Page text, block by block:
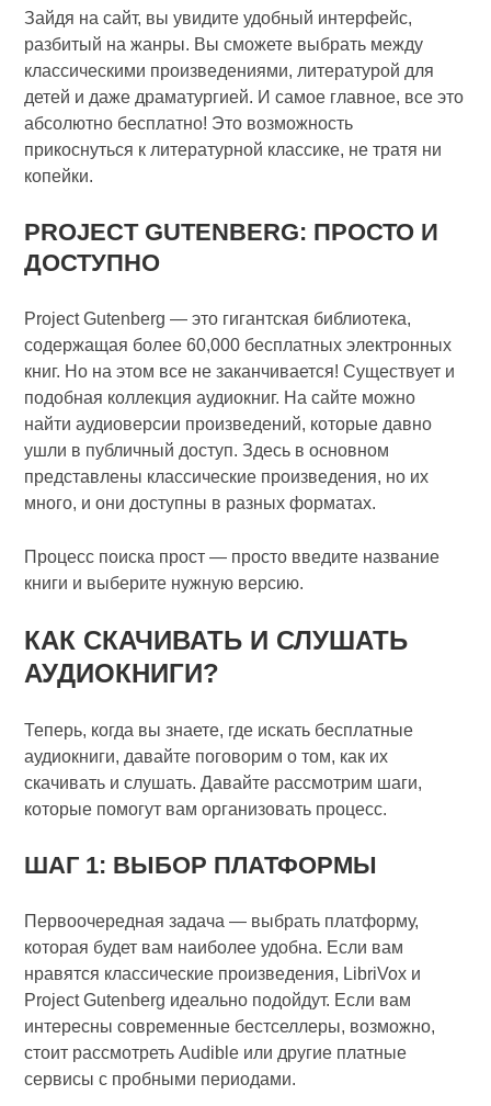
Зайдя на сайт, вы увидите удобный интерфейс,
разбитый на жанры. Вы сможете выбрать между
классическими произведениями, литературой для
детей и даже драматургией. И самое главное, все это
абсолютно бесплатно! Это возможность
прикоснуться к литературной классике, не тратя ни
копейки.
PROJECT GUTENBERG: ПРОСТО И
ДОСТУПНО
Project Gutenberg — это гигантская библиотека,
содержащая более 60,000 бесплатных электронных
книг. Но на этом все не заканчивается! Существует и
подобная коллекция аудиокниг. На сайте можно
найти аудиоверсии произведений, которые давно
ушли в публичный доступ. Здесь в основном
представлены классические произведения, но их
много, и они доступны в разных форматах.
Процесс поиска прост — просто введите название
книги и выберите нужную версию.
КАК СКАЧИВАТЬ И СЛУШАТЬ
АУДИОКНИГИ?
Теперь, когда вы знаете, где искать бесплатные
аудиокниги, давайте поговорим о том, как их
скачивать и слушать. Давайте рассмотрим шаги,
которые помогут вам организовать процесс.
ШАГ 1: ВЫБОР ПЛАТФОРМЫ
Первоочередная задача — выбрать платформу,
которая будет вам наиболее удобна. Если вам
нравятся классические произведения, LibriVox и
Project Gutenberg идеально подойдут. Если вам
интересны современные бестселлеры, возможно,
стоит рассмотреть Audible или другие платные
сервисы с пробными периодами.